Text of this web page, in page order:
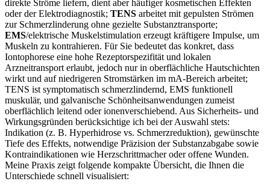
direkte Ströme liefern,⁤ dient aber häufiger kosmetischen Effekten
oder der‌ Elektrodiagnostik; TENS arbeitet mit gepulsten Strömen
zur Schmerzlinderung ohne ⁣gezielte Substanztransporte; ‌
EMS/elektrische ⁤Muskelstimulation erzeugt kräftigere⁣ Impulse, um
Muskeln zu kontrahieren. Für Sie bedeutet ‌das⁤ konkret, dass
Iontophorese eine hohe Rezeptorspezifität und lokalen
Arzneitransport erlaubt, jedoch nur in ⁤oberflächliche Hautschichten
wirkt und auf niedrigeren Stromstärken im mA‑Bereich arbeitet;
TENS ist symptomatisch schmerzlindernd, EMS funktionell
muskulär, und⁤ galvanische Schönheitsanwendungen zumeist
oberflächlich ⁣leitend oder ionenverschiebend. Aus Sicherheits- ‌und
Wirkungsgründen berücksichtige ich bei der⁢ Auswahl stets:
Indikation (z. B. Hyperhidrose ⁤vs. Schmerzreduktion), gewünschte
Tiefe des Effekts, notwendige Präzision der Substanzabgabe sowie
Kontraindikationen wie⁢ Herzschrittmacher oder offene Wunden.
Meine Praxis zeigt folgende kompakte Übersicht, die Ihnen die
Unterschiede schnell visualisiert: